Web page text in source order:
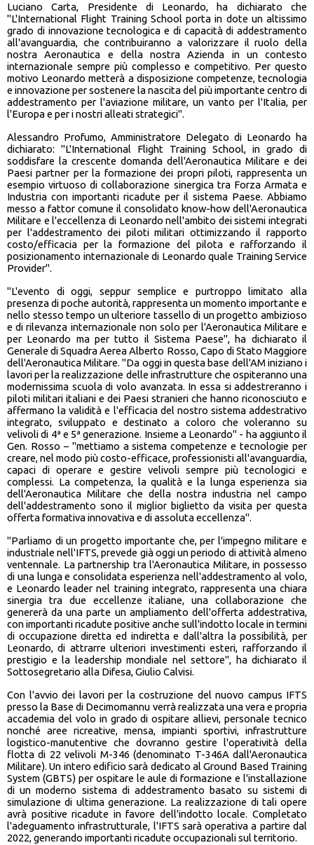
Luciano Carta, Presidente di Leonardo, ha dichiarato che
"L'International Flight Training School porta in dote un altissimo
grado di innovazione tecnologica e di capacità di addestramento
all'avanguardia, che contribuiranno a valorizzare il ruolo della
nostra Aeronautica e della nostra Azienda in un contesto
internazionale sempre più complesso e competitivo. Per questo
motivo Leonardo metterà a disposizione competenze, tecnologia
e innovazione per sostenere la nascita del più importante centro di
addestramento per l'aviazione militare, un vanto per l'Italia, per
l'Europa e per i nostri alleati strategici".
Alessandro Profumo, Amministratore Delegato di Leonardo ha
dichiarato: "L'International Flight Training School, in grado di
soddisfare la crescente domanda dell'Aeronautica Militare e dei
Paesi partner per la formazione dei propri piloti, rappresenta un
esempio virtuoso di collaborazione sinergica tra Forza Armata e
Industria con importanti ricadute per il sistema Paese. Abbiamo
messo a fattor comune il consolidato know-how dell'Aeronautica
Militare e l'eccellenza di Leonardo nell'ambito dei sistemi integrati
per l'addestramento dei piloti militari ottimizzando il rapporto
costo/efficacia per la formazione del pilota e rafforzando il
posizionamento internazionale di Leonardo quale Training Service
Provider".
"L'evento di oggi, seppur semplice e purtroppo limitato alla
presenza di poche autorità, rappresenta un momento importante e
nello stesso tempo un ulteriore tassello di un progetto ambizioso
e di rilevanza internazionale non solo per l'Aeronautica Militare e
per Leonardo ma per tutto il Sistema Paese", ha dichiarato il
Generale di Squadra Aerea Alberto Rosso, Capo di Stato Maggiore
dell'Aeronautica Militare. "Da oggi in questa base dell'AM iniziano i
lavori per la realizzazione delle infrastrutture che ospiteranno una
modernissima scuola di volo avanzata. In essa si addestreranno i
piloti militari italiani e dei Paesi stranieri che hanno riconosciuto e
affermano la validità e l'efficacia del nostro sistema addestrativo
integrato, sviluppato e destinato a coloro che voleranno su
velivoli di 4ª e 5ª generazione. Insieme a Leonardo" - ha aggiunto il
Gen. Rosso – "mettiamo a sistema competenze e tecnologie per
creare, nel modo più costo-efficace, professionisti all'avanguardia,
capaci di operare e gestire velivoli sempre più tecnologici e
complessi. La competenza, la qualità e la lunga esperienza sia
dell'Aeronautica Militare che della nostra industria nel campo
dell'addestramento sono il miglior biglietto da visita per questa
offerta formativa innovativa e di assoluta eccellenza".
"Parliamo di un progetto importante che, per l'impegno militare e
industriale nell'IFTS, prevede già oggi un periodo di attività almeno
ventennale. La partnership tra l'Aeronautica Militare, in possesso
di una lunga e consolidata esperienza nell'addestramento al volo,
e Leonardo leader nel training integrato, rappresenta una chiara
sinergia tra due eccellenze italiane, una collaborazione che
genererà da una parte un ampliamento dell'offerta addestrativa,
con importanti ricadute positive anche sull'indotto locale in termini
di occupazione diretta ed indiretta e dall'altra la possibilità, per
Leonardo, di attrarre ulteriori investimenti esteri, rafforzando il
prestigio e la leadership mondiale nel settore", ha dichiarato il
Sottosegretario alla Difesa, Giulio Calvisi.
Con l'avvio dei lavori per la costruzione del nuovo campus IFTS
presso la Base di Decimomannu verrà realizzata una vera e propria
accademia del volo in grado di ospitare allievi, personale tecnico
nonché aree ricreative, mensa, impianti sportivi, infrastrutture
logistico-manutentive che dovranno gestire l'operatività della
flotta di 22 velivoli M-346 (denominato T-346A dall'Aeronautica
Militare). Un intero edificio sarà dedicato al Ground Based Training
System (GBTS) per ospitare le aule di formazione e l'installazione
di un moderno sistema di addestramento basato su sistemi di
simulazione di ultima generazione. La realizzazione di tali opere
avrà positive ricadute in favore dell'indotto locale. Completato
l'adeguamento infrastrutturale, l'IFTS sarà operativa a partire dal
2022, generando importanti ricadute occupazionali sul territorio.